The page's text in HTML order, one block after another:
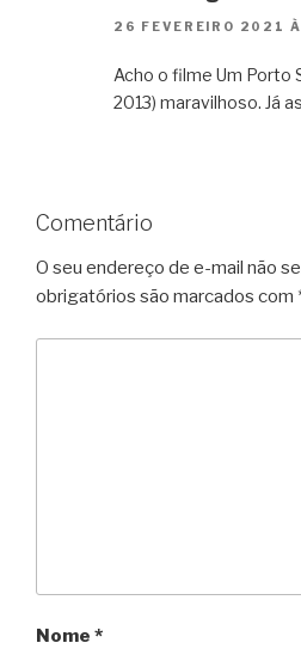
26 FEVEREIRO 2021
Acho o filme Um Porto
2013) maravilhoso. Já
Comentário
O seu endereço de e-mail não
obrigatórios são marcados com
Nome *